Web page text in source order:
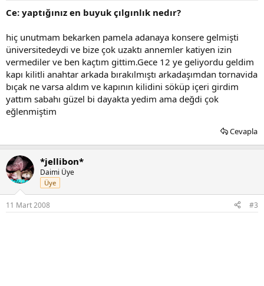
Ce: yaptığınız en buyuk çılgınlık nedır?
hiç unutmam bekarken pamela adanaya konsere gelmişti
üniversitedeydi ve bize çok uzaktı annemler katiyen izin
vermediler ve ben kaçtım gittim.Gece 12 ye geliyordu geldim
kapı kilitli anahtar arkada bırakılmıştı arkadaşımdan tornavida
bıçak ne varsa aldım ve kapının kilidini söküp içeri girdim
yattım sabahı güzel bi dayakta yedim ama değdi çok
eğlenmiştim
Cevapla
*jellibon*
Daimi Üye
Üye
11 Mart 2008 #3